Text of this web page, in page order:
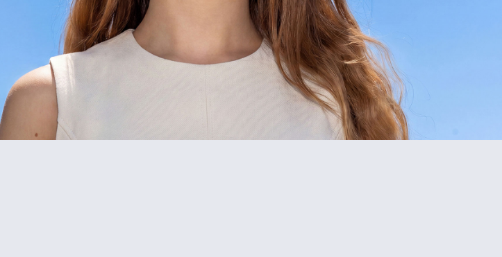
#1
in Cyprus
Sustainability
Ratings 2026
Ratings 2026
5
Schools